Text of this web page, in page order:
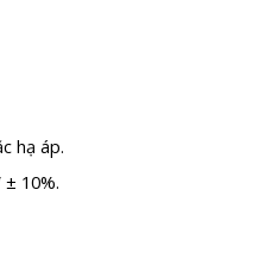
hạ áp.
10%.